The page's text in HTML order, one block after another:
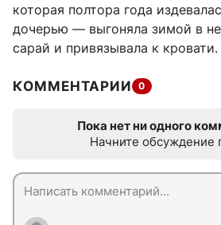
которая полтора года
дочерью — выгоняла зимой в
сарай и привязывала к кровати.
КОММЕНТАРИИ 0
Пока нет ни одного
Начните обсуждение